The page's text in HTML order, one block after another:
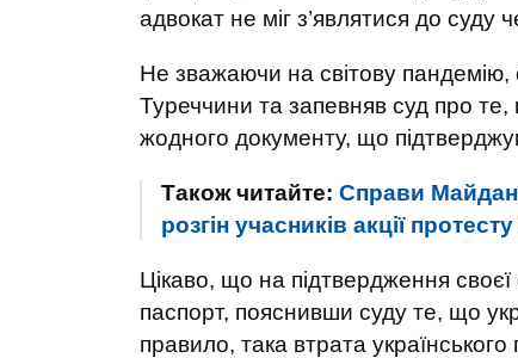
адвокат не міг з’являтися до суду
Не зважаючи на світову пандемію,
Туреччини та запевняв суд про те,
жодного документу, що
Також читайте: Справи
розгін учасників акції
Цікаво, що на підтвердження
паспорт, пояснивши суду те, що
правило, така втрата